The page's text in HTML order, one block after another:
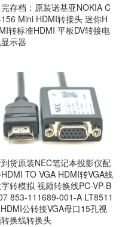
存档：原装诺基亚NOKIA C
Mini HDMI转接头 迷你H
转标准HDMI 平板DV转接电
示器
货原装NEC笔记本投影仪配
TO VGA HDMI转VGA线
转模拟 视频转换线PC-VP-B
853-111689-001-A LT8511
公转接VGA母口15孔视
换线转换头